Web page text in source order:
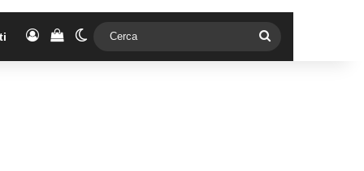
AccediVedi il carrello
Cambia aspetto